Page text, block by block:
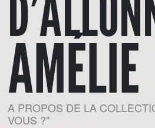
A PROPOS DE LA
VOUS ?"